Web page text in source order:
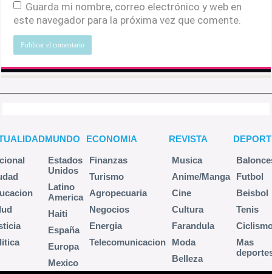
Guarda mi nombre, correo electrónico y web en
este navegador para la próxima vez que comente.
MUNDO
Estados
Unidos
Latino
America
Haiti
España
Europa
Mexico
ECONOMIA
Finanzas
Turismo
Agropecuaria
Negocios
Energia
Telecomunicacion
REVISTA
Musica
Anime/Manga
Cine
Cultura
Farandula
Moda
Belleza
Futbol
Beisbol
Tenis
Mas